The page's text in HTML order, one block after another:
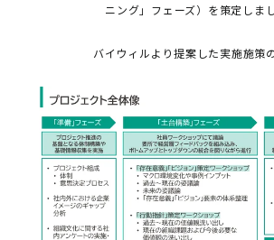
ニング」フェーズ）を策定しまし
バイウィルより提案した実施施策